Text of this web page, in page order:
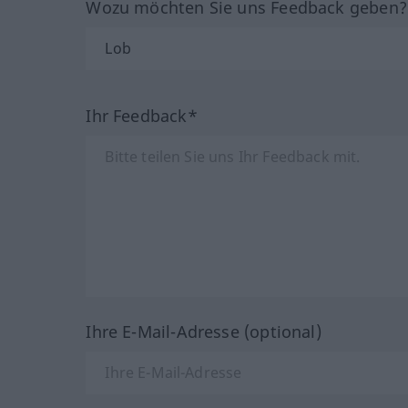
Wozu möchten Sie uns Feedback
Ihr Feedback*
Ihre E-Mail-Adresse (optional)